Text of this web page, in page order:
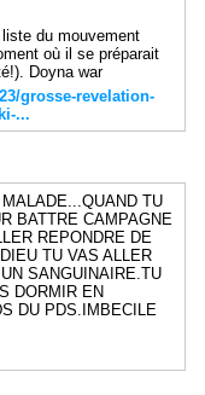
du mouvement
où il se préparait
Doyna war
grosse-revelation-
...
TU
BATTRE CAMPAGNE
REPONDRE DE
TU VAS ALLER
SANGUINAIRE.TU
DORMIR EN
DU PDS.IMBECILE